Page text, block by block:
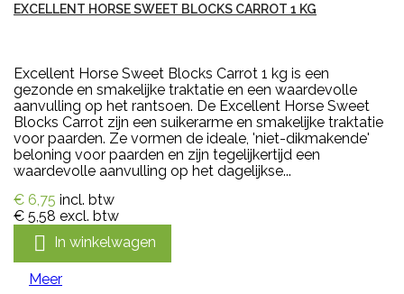
EXCELLENT HORSE SWEET BLOCKS CARROT 1 KG
Excellent Horse Sweet Blocks Carrot 1 kg is een
gezonde en smakelijke traktatie en een waardevolle
aanvulling op het rantsoen. De Excellent Horse Sweet
Blocks Carrot zijn een suikerarme en smakelijke traktatie
voor paarden. Ze vormen de ideale, 'niet-dikmakende'
beloning voor paarden en zijn tegelijkertijd een
waardevolle aanvulling op het dagelijkse...
€ 6,75 incl. btw
€ 5,58 excl. btw
 In winkelwagen
Meer